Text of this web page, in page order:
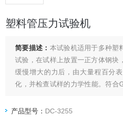
塑料管压力试验机
简要描述： 本试验机适用于多种塑
试验，在试样上放置一正方体钢块
缓慢增大的力后，由大量程百分
化，并检查试样的力学性能。符合
导管及配件》及ZBG33008《聚路
产品型号： DC-3255